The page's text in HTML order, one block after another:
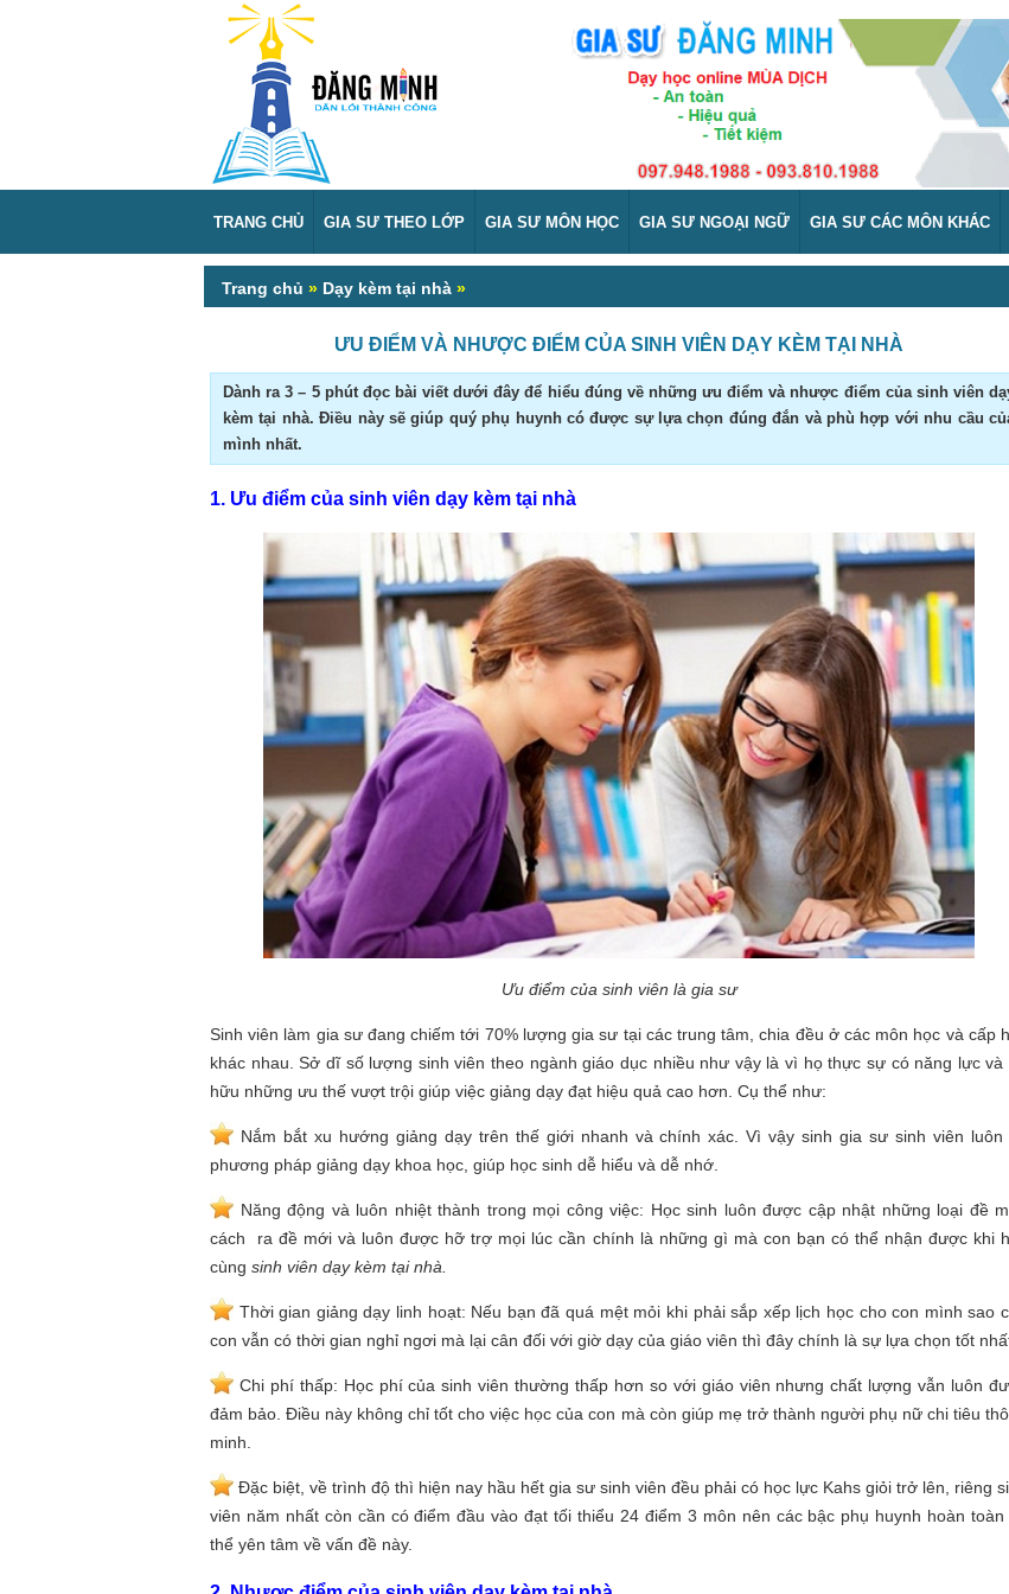
TRANG CHỦ GIA SƯ THEO LỚP GIA SƯ MÔN HỌC GIA SƯ NGOẠI NGỮ GIA SƯ CÁC MÔN KHÁC
Trang chủ » Dạy kèm tại nhà »
ƯU ĐIỂM VÀ NHƯỢC ĐIỂM CỦA SINH VIÊN DẠY KÈM TẠI NHÀ
Dành ra 3 – 5 phút đọc bài viết dưới đây để hiểu đúng về những ưu điểm và nhược điểm của sinh viên
kèm tại nhà. Điều này sẽ giúp quý phụ huynh có được sự lựa chọn đúng đắn và phù hợp với nhu cầu
mình nhất.
1. Ưu điểm của sinh viên dạy kèm tại nhà
Ưu điểm của sinh viên là gia sư
Sinh viên làm gia sư đang chiếm tới 70% lượng gia sư tại các trung tâm, chia đều ở các môn học và cấp
khác nhau. Sở dĩ số lượng sinh viên theo ngành giáo dục nhiều như vậy là vì họ thực sự có năng lực và
hữu những ưu thế vượt trội giúp việc giảng dạy đạt hiệu quả cao hơn. Cụ thể như:
Nắm bắt xu hướng giảng dạy trên thế giới nhanh và chính xác. Vì vậy sinh gia sư sinh viên luôn
phương pháp giảng dạy khoa học, giúp học sinh dễ hiểu và dễ nhớ.
Năng động và luôn nhiệt thành trong mọi công việc: Học sinh luôn được cập nhật những loại đề
cách ra đề mới và luôn được hỡ trợ mọi lúc cần chính là những gì mà con bạn có thể nhận được khi
cùng sinh viên dạy kèm tại nhà.
Thời gian giảng dạy linh hoạt: Nếu bạn đã quá mệt mỏi khi phải sắp xếp lịch học cho con mình sao
con vẫn có thời gian nghỉ ngơi mà lại cân đối với giờ dạy của giáo viên thì đây chính là sự lựa chọn tốt
Chi phí thấp: Học phí của sinh viên thường thấp hơn so với giáo viên nhưng chất lượng vẫn luôn
đảm bảo. Điều này không chỉ tốt cho việc học của con mà còn giúp mẹ trở thành người phụ nữ chi tiêu
minh.
Đặc biệt, về trình độ thì hiện nay hầu hết gia sư sinh viên đều phải có học lực Kahs giỏi trở lên, riêng
viên năm nhất còn cần có điểm đầu vào đạt tối thiểu 24 điểm 3 môn nên các bậc phụ huynh hoàn toàn
thể yên tâm về vấn đề này.